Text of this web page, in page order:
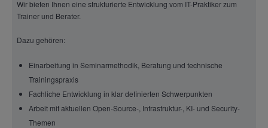
Wir bieten Ihnen eine strukturierte Entwicklung vom IT-Praktiker zum
Trainer und Berater.
Dazu gehören:
Einarbeitung in Seminarmethodik, Beratung und technische
Trainingspraxis
Fachliche Entwicklung in klar definierten Schwerpunkten
Arbeit mit aktuellen Open-Source-, Infrastruktur-, KI- und Security-
Themen